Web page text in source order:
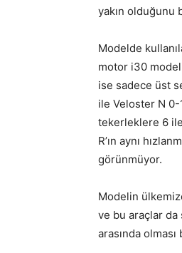
yakın olduğunu
Modelde
motor i30
ise sadece üst
ile Veloster N 0-
tekerleklere 6
R’ın aynı
görünmüyor.
Modelin
ve bu araçlar da
arasında